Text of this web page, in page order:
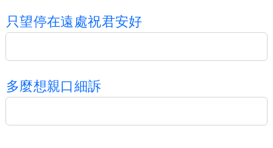
只望停在遠 處祝君安好
多麼想親口細訴